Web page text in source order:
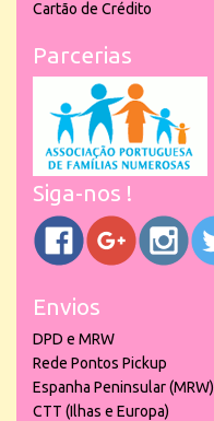
Cartão de Crédito
Parcerias
Siga-nos !
Envios
DPD e MRW
Rede Pontos Pickup
Espanha Peninsular (MRW)
CTT (Ilhas e Europa)